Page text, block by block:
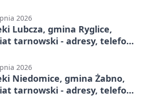
2026
Lubcza, gmina Ryglice,
tarnowski - adresy, telefony,
2026
Niedomice, gmina Żabno,
tarnowski - adresy, telefony,